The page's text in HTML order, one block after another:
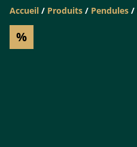
Accueil / Produits / Pendules /
%